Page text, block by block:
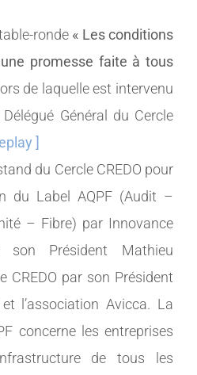
ronde « Les conditions
promesse faite à tous
lors de laquelle est intervenu
Délégué Général du Cercle
]
du Cercle CREDO pour
du Label AQPF (Audit –
– Fibre) par Innovance
son Président Mathieu
CREDO par son Président
l’association Avicca. La
concerne les entreprises
de tous les